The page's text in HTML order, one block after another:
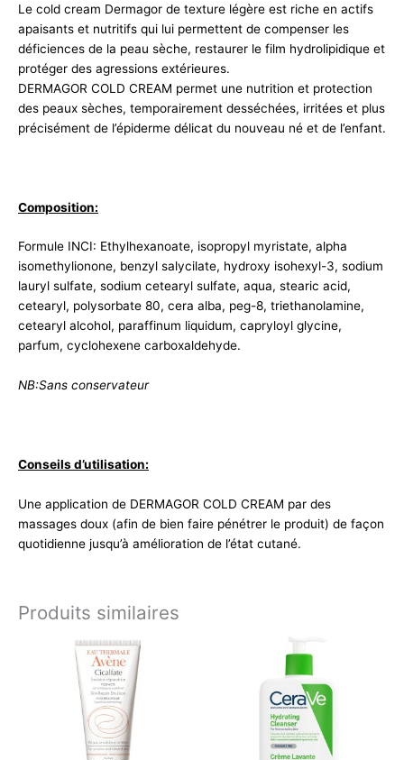
Le cold cream Dermagor de texture légère est riche en actifs
apaisants et nutritifs qui lui permettent de compenser les
déficiences de la peau sèche, restaurer le film hydrolipidique et
protéger des agressions extérieures.
DERMAGOR COLD CREAM permet une nutrition et protection
des peaux sèches, temporairement desséchées, irritées et plus
précisément de l’épiderme délicat du nouveau né et de l’enfant.
Composition:
Formule INCI: Ethylhexanoate, isopropyl myristate, alpha
isomethylionone, benzyl salycilate, hydroxy isohexyl-3, sodium
lauryl sulfate, sodium cetearyl sulfate, aqua, stearic acid,
cetearyl, polysorbate 80, cera alba, peg-8, triethanolamine,
cetearyl alcohol, paraffinum liquidum, capryloyl glycine,
parfum, cyclohexene carboxaldehyde.
NB:Sans conservateur
Conseils d’utilisation:
Une application de DERMAGOR COLD CREAM par des
massages doux (afin de bien faire pénétrer le produit) de façon
quotidienne jusqu’à amélioration de l’état cutané.
Produits similaires